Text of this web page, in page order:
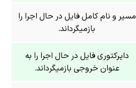
مسیر و نام کامل فایل در حال اجرا را
بازمیگرداند.
دایرکتوری فایل در حال اجرا را به
عنوان خروجی بازمیگرداند.